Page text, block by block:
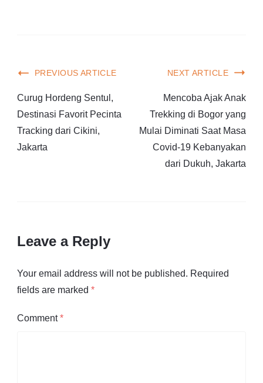
PREVIOUS ARTICLE
Curug Hordeng Sentul,
Destinasi Favorit Pecinta
Tracking dari Cikini,
Jakarta
NEXT ARTICLE
Mencoba Ajak Anak
Trekking di Bogor yang
Mulai Diminati Saat Masa
Covid-19 Kebanyakan
dari Dukuh, Jakarta
Leave a Reply
Your email address will not be published. Required
fields are marked *
Comment*